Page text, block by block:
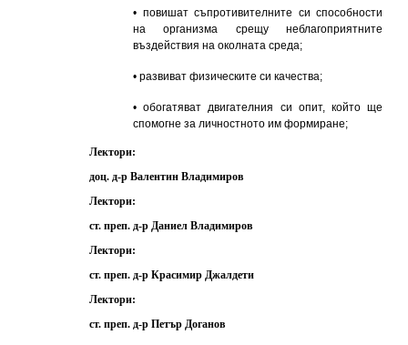
• повишат съпротивителните си способности
на организма срещу неблагоприятните
въздействия на околната среда;
• развиват физическите си качества;
• обогатяват двигателния си опит, който ще
спомогне за личностното им формиране;
Лектори:
доц. д-р Валентин Владимиров
Лектори:
ст. преп. д-р Даниел Владимиров
Лектори:
ст. преп. д-р Красимир Джалдети
Лектори:
ст. преп. д-р Петър Доганов